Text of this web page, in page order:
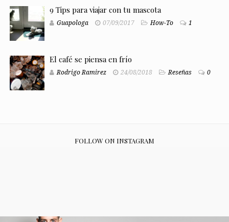
9 Tips para viajar con tu mascota
Guapologa 07/09/2017 How-To 1
El café se piensa en frío
Rodrigo Ramirez 24/08/2018 Reseñas 0
FOLLOW ON INSTAGRAM